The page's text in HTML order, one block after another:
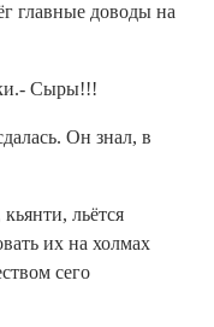
главные доводы на
Сыры!!!
Он знал, в
льётся
их на холмах
сего